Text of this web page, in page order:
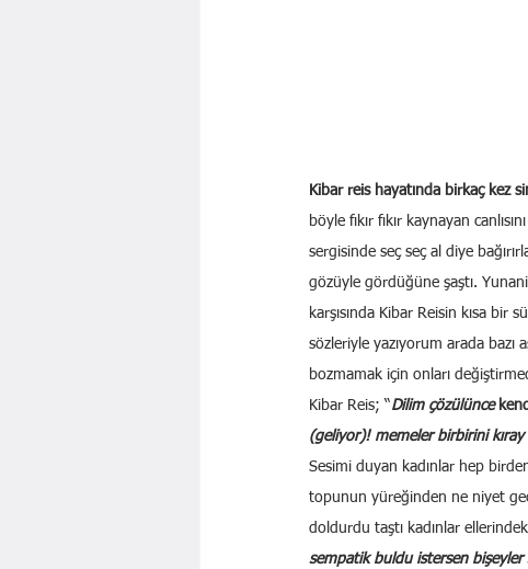
Kibar reis hayatında birkaç kez
böyle fıkır fıkır kaynayan
sergisinde seç seç al diye
gözüyle gördüğüne şaştı.
karşısında Kibar Reisin kısa
sözleriyle yazıyorum arada bazı
bozmamak için onları
Kibar Reis; “Dilim çözülünce
(geliyor)! memeler birbirini kıray
Sesimi duyan kadınlar hep
topunun yüreğinden ne niyet
doldurdu taştı kadınlar
sempatik buldu istersen